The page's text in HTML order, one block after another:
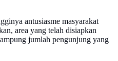
antusiasme masyarakat
area yang telah disiapkan
jumlah pengunjung yang